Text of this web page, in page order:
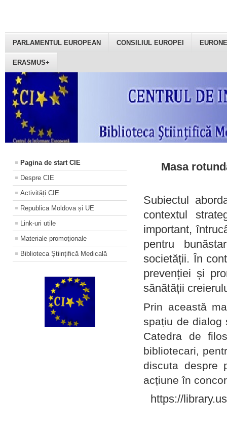
PARLAMENTUL EUROPEAN CONSILIUL EUROPEI
ERASMUS+
Pagina de start CIE
Despre CIE
Activități CIE
Republica Moldova și UE
Link-uri utile
Materiale promoţionale
Biblioteca Științifică Medicală
Masa
Subiectul
contextul
important,
pentru
societății. În
prevenției și
sănătății
Prin această
spațiu de dialog
Catedra de
bibliotecari,
discuta despre
acțiune în
https://